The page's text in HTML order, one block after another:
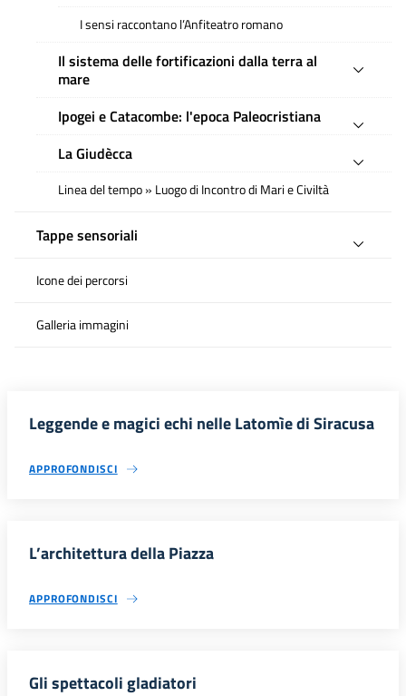
I sensi raccontano l’Anfiteatro romano
Il sistema delle fortificazioni dalla terra al
mare
Ipogei e Catacombe: l'epoca Paleocristiana
La Giudècca
Linea del tempo » Luogo di Incontro di Mari e Civiltà
Tappe sensoriali
Icone dei percorsi
Galleria immagini
Leggende e magici echi nelle Latomìe di Siracusa
APPROFONDISCI
L’architettura della Piazza
APPROFONDISCI
Gli spettacoli gladiatori